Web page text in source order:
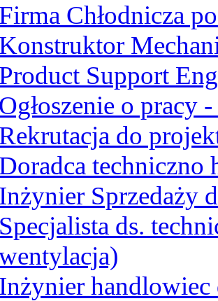
Firma Chłodnicza
Konstruktor
Product Support
Ogłoszenie o pracy
Rekrutacja do
Doradca techniczno
Inżynier Sprzedaży
Specjalista ds.
Inżynier handlowiec